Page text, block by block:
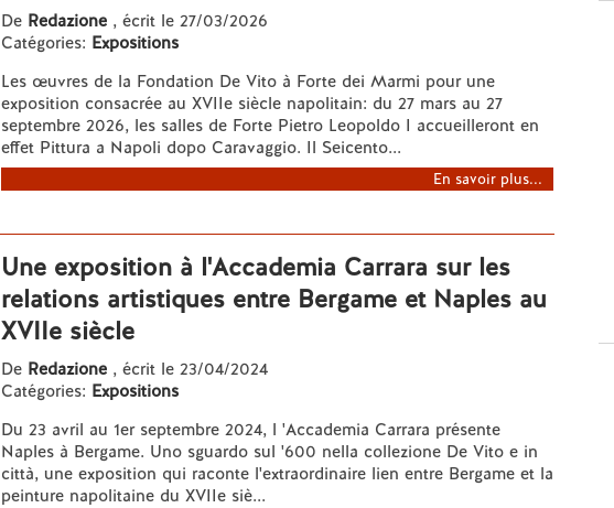
De Redazione , écrit le 27/03/2026
Catégories: Expositions
Les œuvres de la Fondation De Vito à Forte dei Marmi pour une
exposition consacrée au XVIIe siècle napolitain: du 27 mars au 27
septembre 2026, les salles de Forte Pietro Leopoldo I accueilleront en
effet Pittura a Napoli dopo Caravaggio. Il Seicento...
En savoir plus...
Une exposition à l'Accademia Carrara sur les
relations artistiques entre Bergame et Naples au
XVIIe siècle
De Redazione , écrit le 23/04/2024
Catégories: Expositions
Du 23 avril au 1er septembre 2024, l 'Accademia Carrara présente
Naples à Bergame. Uno sguardo sul '600 nella collezione De Vito e in
città, une exposition qui raconte l'extraordinaire lien entre Bergame et la
peinture napolitaine du XVIIe siè...